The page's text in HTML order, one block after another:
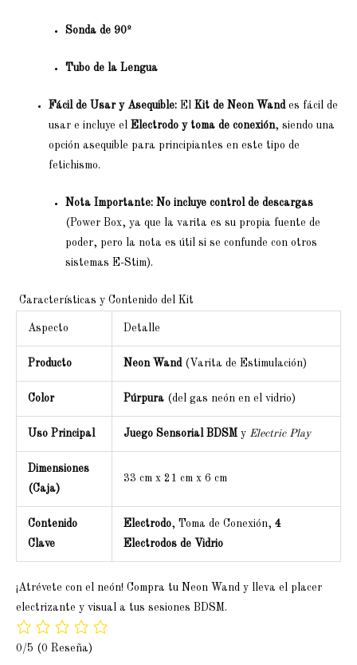
Sonda de 90º
Tubo de la Lengua
Fácil de Usar y Asequible: ElKit de Neon Wandes fácil de
usar e incluye elElectrodo y toma de conexión, siendo una
opción asequible para principiantes en este tipo de
fetichismo.
Nota Importante: No incluye control de descargas
(Power Box, ya que la varita es su propia fuente de
poder, pero la nota es útil si se confunde con otros
sistemas E-Stim).
Características y Contenido del Kit
Aspecto Detalle
Producto Neon Wand(Varita de Estimulación)
Color Púrpura(del gas neón en el vidrio)
Uso Principal Juego Sensorial BDSMy Electric Play
Dimensiones
(Caja)
33 cm x 21 cm x 6 cm
Contenido
Clave
Electrodo, Toma de Conexión, 4
Electrodos de Vidrio
¡Atrévete con el neón! Compra tu Neon Wand y lleva el placer
electrizante y visual a tus sesiones BDSM.
0/5 (0 Reseña)